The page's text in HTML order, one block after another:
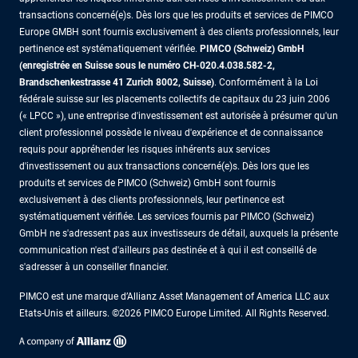
transactions concerné(e)s. Dès lors que les produits et services de PIMCO
Europe GMBH sont fournis exclusivement à des clients professionnels, leur
pertinence est systématiquement vérifiée. PIMCO (Schweiz) GmbH
(enregistrée en Suisse sous le numéro CH-020.4.038.582-2,
Brandschenkestrasse 41 Zurich 8002, Suisse). Conformément à la Loi
fédérale suisse sur les placements collectifs de capitaux du 23 juin 2006
(« LPCC »), une entreprise d'investissement est autorisée à présumer qu'un
client professionnel possède le niveau d'expérience et de connaissance
requis pour appréhender les risques inhérents aux services
d'investissement ou aux transactions concerné(e)s. Dès lors que les
produits et services de PIMCO (Schweiz) GmbH sont fournis
exclusivement à des clients professionnels, leur pertinence est
systématiquement vérifiée. Les services fournis par PIMCO (Schweiz)
GmbH ne s'adressent pas aux investisseurs de détail, auxquels la présente
communication n'est d'ailleurs pas destinée et à qui il est conseillé de
s'adresser à un conseiller financier.
PIMCO est une marque d’Allianz Asset Management of America LLC aux
Etats-Unis et ailleurs. ©2026 PIMCO Europe Limited. All Rights Reserved.